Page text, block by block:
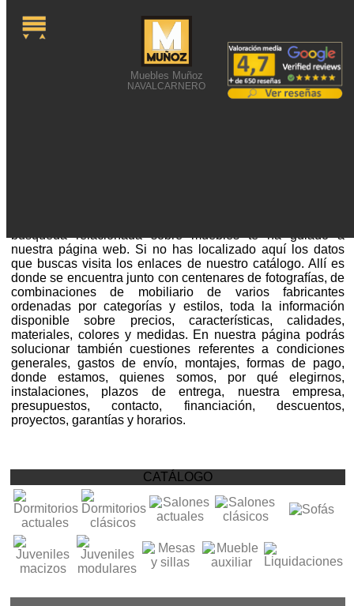
Muebles Muñoz
NAVALCARNERO
búsqueda relacionada sobre muebles te ha guiado a
nuestra página web. Si no has localizado aquí los datos
que buscas visita los enlaces de nuestro catálogo. Allí es
donde se encuentra junto con centenares de fotografías, de
combinaciones de mobiliario de varios fabricantes
ordenadas por categorías y estilos, toda la información
disponible sobre precios, características, calidades,
materiales, colores y medidas. En nuestra página podrás
solucionar también cuestiones referentes a condiciones
generales, gastos de envío, montajes, formas de pago,
donde estamos, quienes somos, por qué elegirnos,
instalaciones, plazos de entrega, nuestra empresa,
presupuestos, contacto, financiación, descuentos,
proyectos, garantías y horarios.
CATÁLOGO